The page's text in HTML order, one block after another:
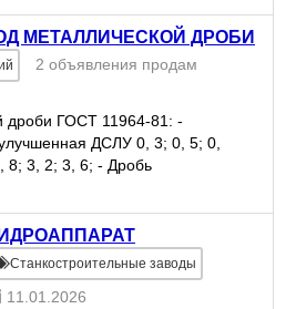
МЕТАЛЛИЧЕСКОЙ ДРОБИ
2 объявления продам
дроби ГОСТ 11964-81: -
ДСЛУ 0, 3; 0, 5; 0,
8; 3, 2; 3, 6; - Дробь
ДСКУ 0, 3; 0, 5; 0, 8;
Станкостроительные заводы
11.01.2026